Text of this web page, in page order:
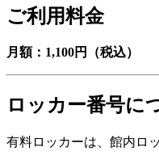
ご利用料金
月額：1,100円（税込）
ロッカー番号に
有料ロッカーは、館内ロ